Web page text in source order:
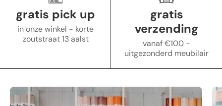
gratis pick up
in onze winkel - korte
zoutstraat 13 aalst
gratis
verzending
vanaf €100 -
uitgezonderd meubilair